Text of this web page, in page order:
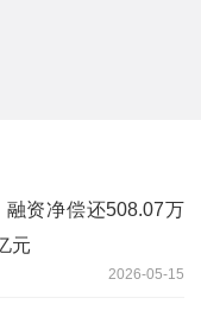
资净偿还508.07万
元
2026-05-15